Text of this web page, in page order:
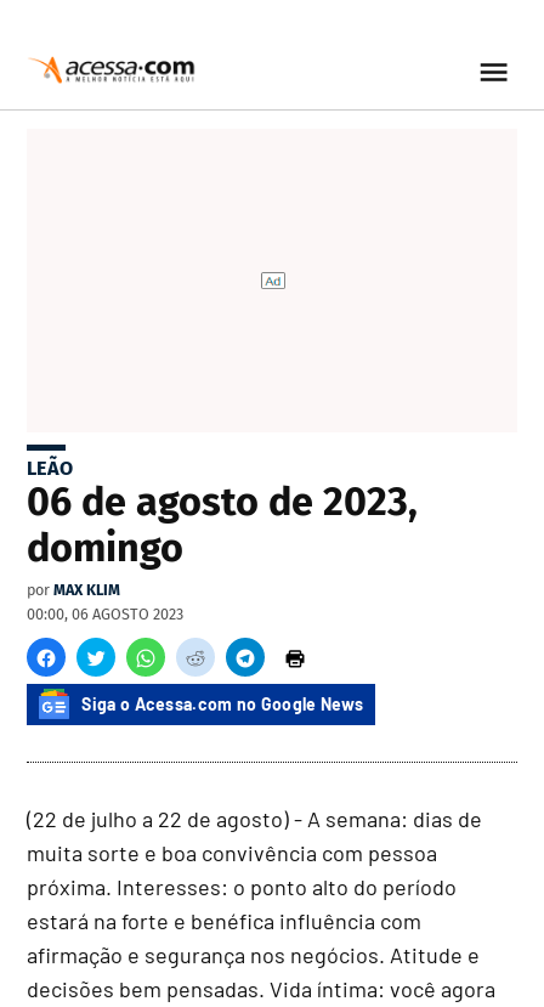
LEÃO
06 de agosto de 2023,
domingo
por MAX KLIM
00:00, 06 AGOSTO 2023
Siga o Acessa.com no Google News
(22 de julho a 22 de agosto) - A semana: dias de
muita sorte e boa convivência com pessoa
próxima. Interesses: o ponto alto do período
estará na forte e benéfica influência com
afirmação e segurança nos negócios. Atitude e
decisões bem pensadas. Vida íntima: você agora